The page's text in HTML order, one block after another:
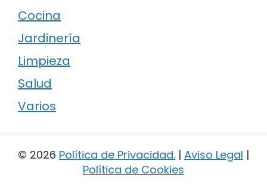
Cocina
Jardinería
Limpieza
Salud
Varios
© 2026 Política de Privacidad. | Aviso Legal |
Política de Cookies